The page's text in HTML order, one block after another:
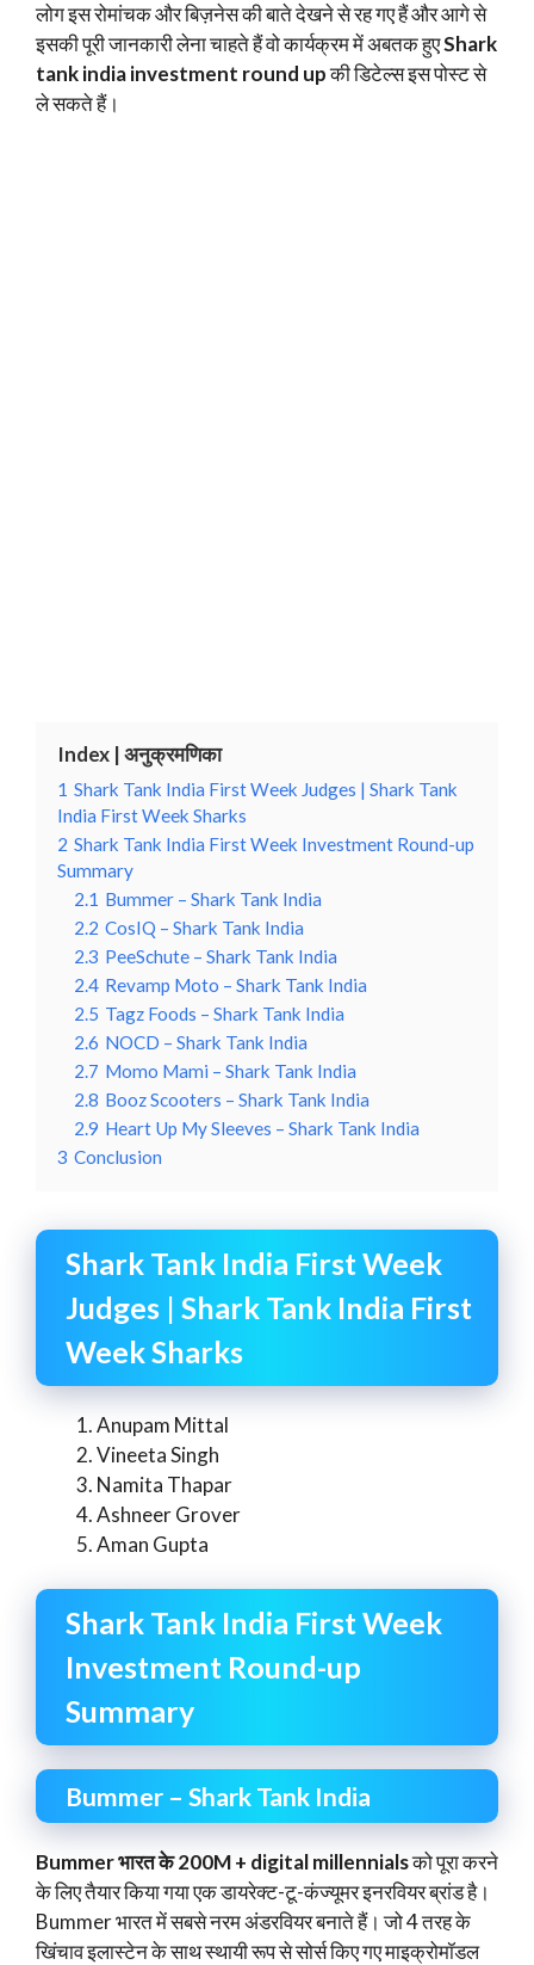
लोग इस रोमांचक और बिज़नेस की बाते देखने से रह गए हैं और आगे से
इसकी पूरी जानकारी लेना चाहते हैं वो कार्यक्रम में अबतक हुएShark
tank india investment round upकी डिटेल्स इस पोस्ट से
ले सकते हैं।
Index | अनुक्रमणिका
1 Shark Tank India First Week Judges | Shark Tank
India First Week Sharks
2 Shark Tank India First Week Investment Round-up
Summary
2.1 Bummer – Shark Tank India
2.2 CosIQ – Shark Tank India
2.3 PeeSchute – Shark Tank India
2.4 Revamp Moto – Shark Tank India
2.5 Tagz Foods – Shark Tank India
2.6 NOCD – Shark Tank India
2.7 Momo Mami – Shark Tank India
2.8 Booz Scooters – Shark Tank India
2.9 Heart Up My Sleeves – Shark Tank India
3 Conclusion
Shark Tank India First Week
Judges | Shark Tank India First
Week Sharks
Anupam Mittal
Vineeta Singh
Namita Thapar
Ashneer Grover
Aman Gupta
Shark Tank India First Week
Investment Round-up
Summary
Bummer – Shark Tank India
Bummer भारत के 200M + digital millennialsको पूरा करने
के लिए तैयार किया गया एक डायरेक्ट-टू-कंज्यूमर इनरवियर ब्रांड है।
Bummer भारत में सबसे नरम अंडरवियर बनाते हैं। जो 4 तरह के
खिंचाव इलास्टेन के साथ स्थायी रूप से सोर्स किए गए माइक्रोमॉडल